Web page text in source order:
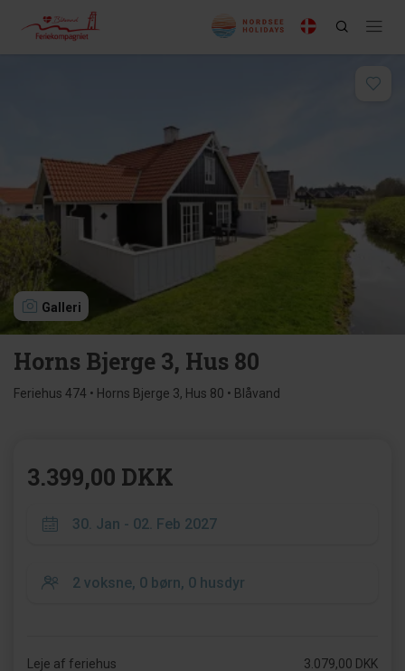
Galleri
Horns Bjerge 3, Hus 80
Feriehus 474 • Horns Bjerge 3, Hus 80 • Blåvand
3.399,00 DKK
Leje af feriehus 3.079,00 DKK